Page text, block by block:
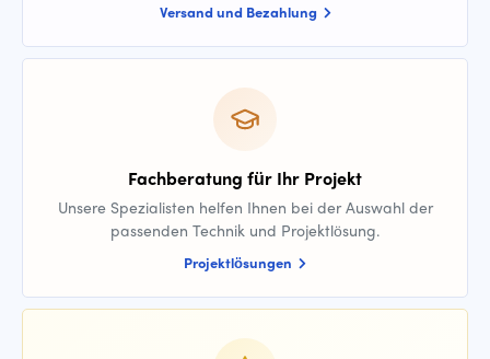
Versand und Bezahlung
Fachberatung für Ihr Projekt
Unsere Spezialisten helfen Ihnen bei der Auswahl der
passenden Technik und Projektlösung.
Projektlösungen